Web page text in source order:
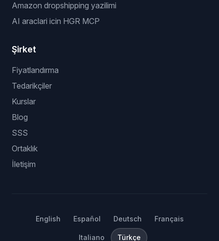
Amazon dropshipping yazilimi
AI araclari icin HGR MCP
Şirket
Fiyatlandırma
Tedarikçiler
Kurslar
Blog
SSS
Ortaklık
İletişim
English Español Deutsch Français
Italiano Türkçe